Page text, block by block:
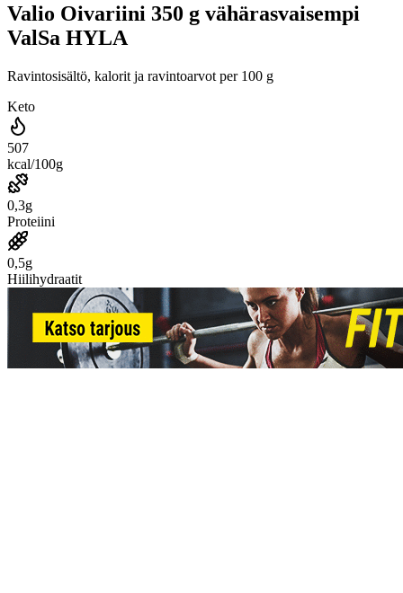
Valio Oivariini 350 g vähärasvaisempi
ValSa HYLA
Ravintosisältö, kalorit ja ravintoarvot per 100 g
Keto
507
kcal/100g
0,3g
Proteiini
0,5g
Hiilihydraatit